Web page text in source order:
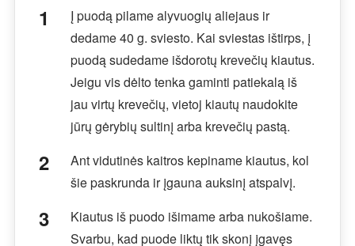
Į puodą pilame alyvuogių aliejaus ir
dedame 40 g. sviesto. Kai sviestas ištirps, į
puodą sudedame išdorotų krevečių kiautus.
Jeigu vis dėlto tenka gaminti patiekalą iš
jau virtų krevečių, vietoj kiautų naudokite
jūrų gėrybių sultinį arba krevečių pastą.
Ant vidutinės kaitros kepiname kiautus, kol
šie paskrunda ir įgauna auksinį atspalvį.
Kiautus iš puodo išimame arba nukošiame.
Svarbu, kad puode liktų tik skonį įgavęs